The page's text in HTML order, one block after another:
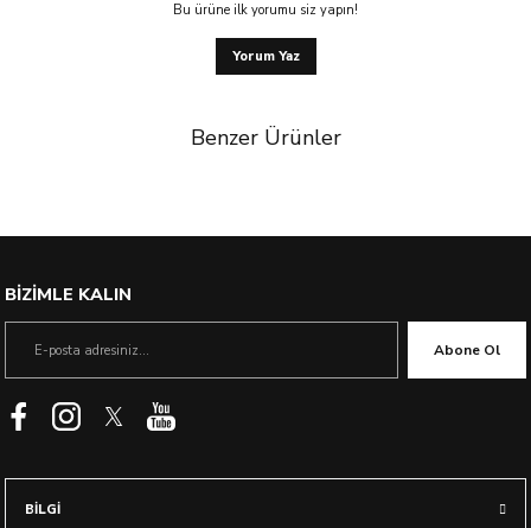
Bu ürüne ilk yorumu siz yapın!
Yorum Yaz
Benzer Ürünler
BİZİMLE KALIN
Abone Ol
BİLGİ